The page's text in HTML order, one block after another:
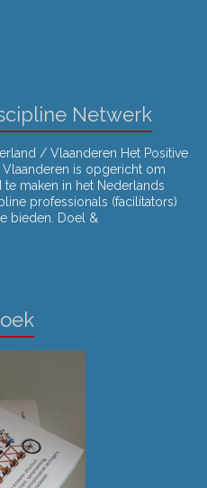
Netwerk
/ Vlaanderen Het Positive
is opgericht om
maken in het Nederlands
professionals (facilitators)
bieden. Doel &